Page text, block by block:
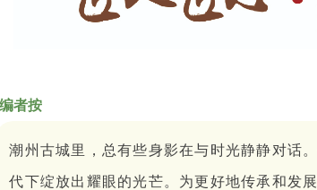
编者按
潮州古城里，总有些身影在与时光静静对话
代下绽放出耀眼的光芒。为更好地传承和发